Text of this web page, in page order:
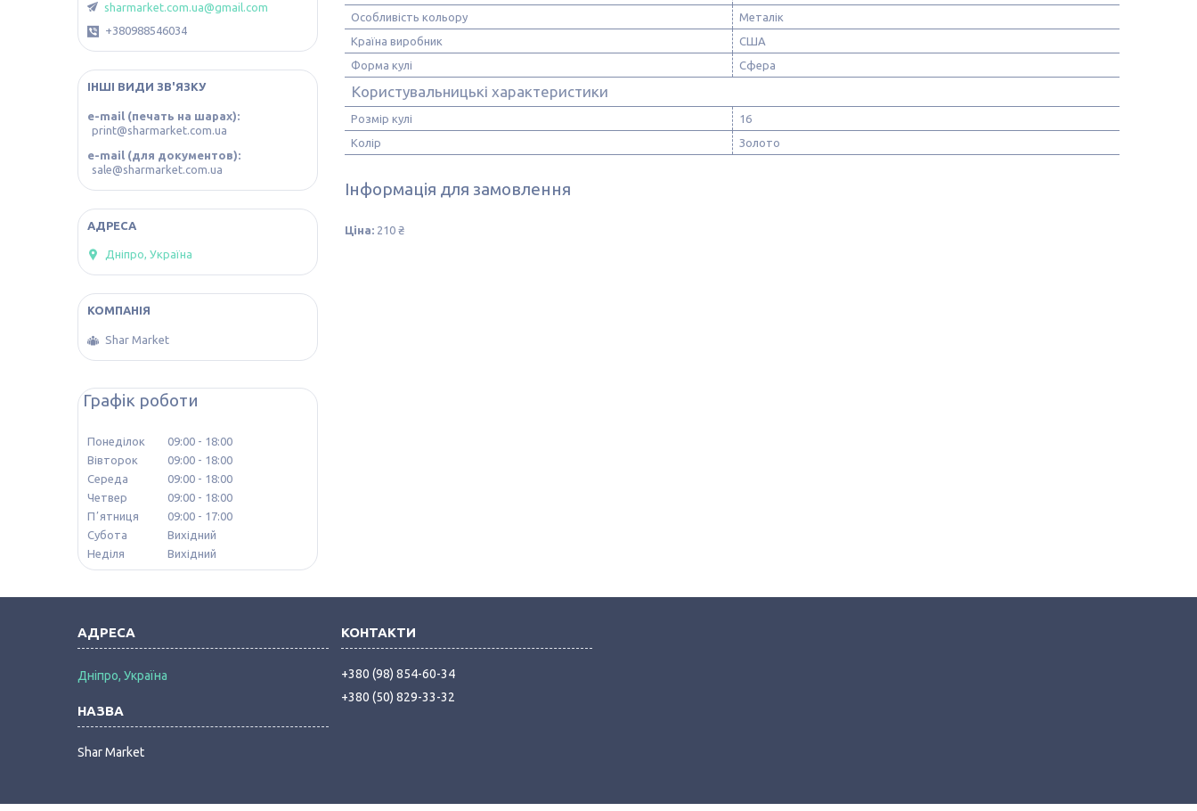
Особливість кольору
Металік
Країна виробник
США
Форма кулі
Сфера
Користувальницькі характеристики
Розмір кулі
16
Колір
Золото
Інформація для замовлення
Ціна: 210 ₴
sharmarket.com.ua@gmail.com
+380988546034
ІНШІ ВИДИ ЗВ'ЯЗКУ
e-mail (печать на шарах)
print@sharmarket.com.ua
e-mail (для документов)
sale@sharmarket.com.ua
Дніпро, Україна
Shar Market
Графік роботи
Понеділок 09:00
18:00
Вівторок
09:00
18:00
Середа
09:00
18:00
Четвер
09:00
18:00
Пʼятниця
09:00
17:00
Субота
Вихідний
Неділя
Вихідний
Дніпро, Україна
Shar Market
+380 (98) 854-60-34
+380 (50) 829-33-32